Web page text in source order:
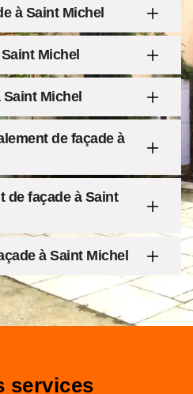
à Saint Michel
Michel
Michel
de façade à
de façade à Saint
à Saint Michel
services